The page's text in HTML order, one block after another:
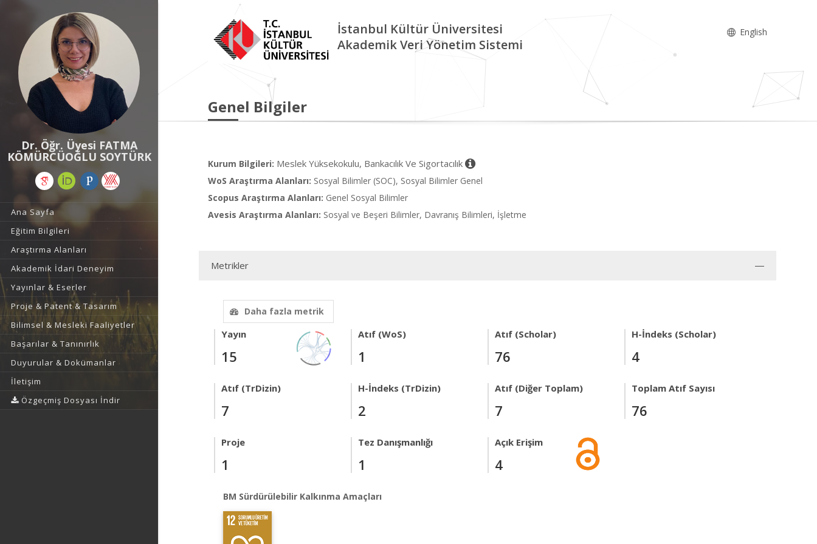
Dr. Öğr. Üyesi FATMA
KÖMÜRCÜOĞLU SOYTÜRK
Ana Sayfa
Eğitim Bilgileri
Araştırma Alanları
Akademik İdari Deneyim
Yayınlar & Eserler
Proje & Patent & Tasarım
Bilimsel & Mesleki Faaliyetler
Başarılar & Tanınırlık
Duyurular & Dokümanlar
İletişim
Özgeçmiş Dosyası İndir
İstanbul Kültür Üniversitesi
Akademik Veri Yönetim Sistemi
English
Genel Bilgiler
Kurum Bilgileri: Meslek Yüksekokulu, Bankacılık Ve Sigortacılık
WoS Araştırma Alanları: Sosyal Bilimler (SOC), Sosyal Bilimler Genel
Scopus Araştırma Alanları: Genel Sosyal Bilimler
Avesis Araştırma Alanları: Sosyal ve Beşeri Bilimler, Davranış Bilimleri, İşletme
Metrikler
Daha fazla metrik
Yayın
15
Atıf (WoS)
1
Atıf (Scholar)
76
H-İndeks (Scholar)
4
Atıf (TrDizin)
7
H-İndeks (TrDizin)
2
Atıf (Diğer Toplam)
7
Toplam Atıf Sayısı
76
Proje
1
Tez Danışmanlığı
1
Açık Erişim
4
BM Sürdürülebilir Kalkınma Amaçları